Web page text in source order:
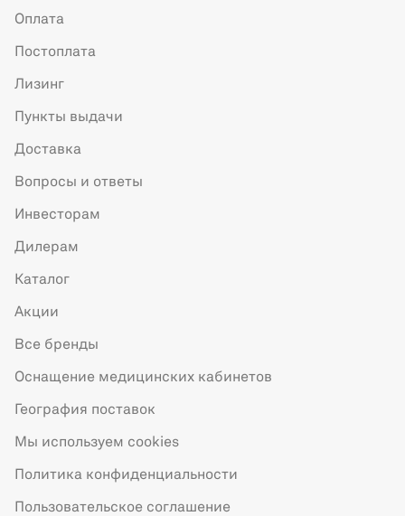
Оплата
Постоплата
Лизинг
Пункты выдачи
Доставка
Вопросы и ответы
Инвесторам
Дилерам
Каталог
Акции
Все бренды
Оснащение медицинских кабинетов
География поставок
Мы используем cookies
Политика конфиденциальности
Пользовательское соглашение